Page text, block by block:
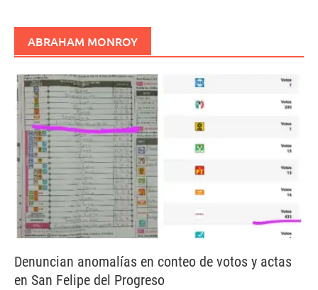
ABRAHAM MONROY
Denuncian anomalías en conteo de votos y actas
en San Felipe del Progreso